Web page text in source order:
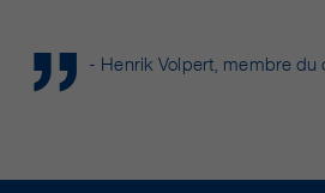
- Henrik Volpert, membre du